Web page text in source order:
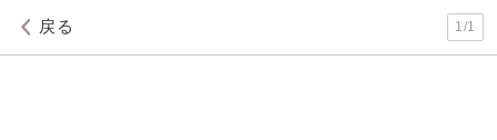
戻る 1/1